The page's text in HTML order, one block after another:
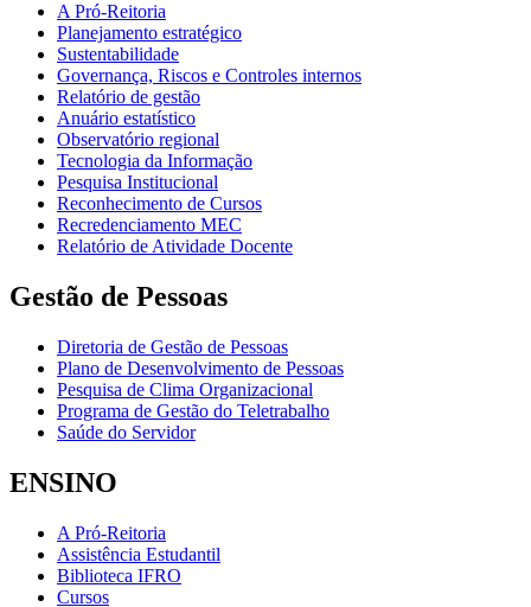
A Pró-Reitoria
Planejamento estratégico
Sustentabilidade
Governança, Riscos e Controles internos
Relatório de gestão
Anuário estatístico
Observatório regional
Tecnologia da Informação
Pesquisa Institucional
Reconhecimento de Cursos
Recredenciamento MEC
Relatório de Atividade Docente
Gestão de Pessoas
Diretoria de Gestão de Pessoas
Plano de Desenvolvimento de Pessoas
Pesquisa de Clima Organizacional
Programa de Gestão do Teletrabalho
Saúde do Servidor
ENSINO
A Pró-Reitoria
Assistência Estudantil
Biblioteca IFRO
Cursos